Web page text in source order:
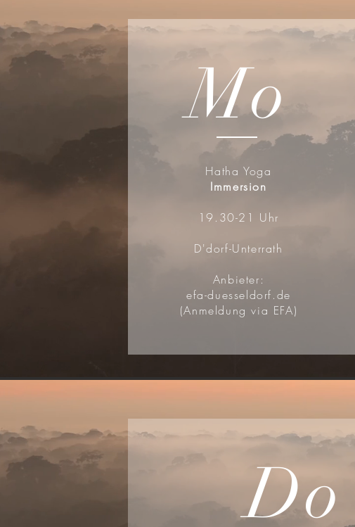
Mo
Hatha Yoga
Immersion
19.30-21 Uhr
D'dorf-Unterrath
Anbieter:
efa-duesseldorf.de
(Anmeldung via EFA)
Do